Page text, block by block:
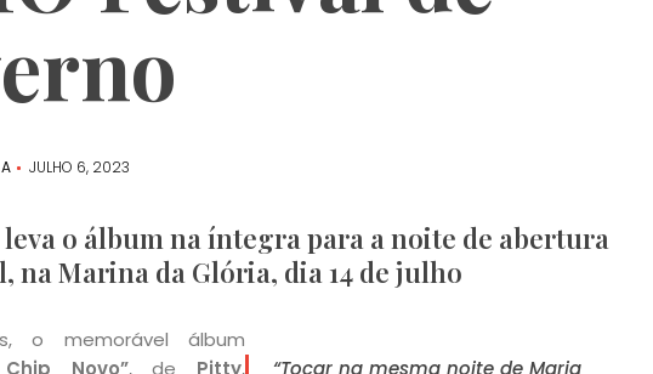
JULHO 6, 2023
o álbum na íntegra para a noite de abertura
na Marina da Glória, dia 14 de julho
o memorável álbum
Novo”, de Pitty,
“Tocar na mesma noite de Maria